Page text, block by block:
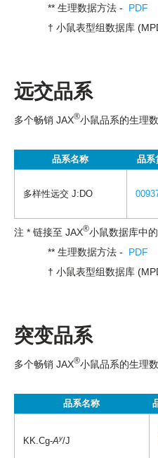
** 生理数据方法 - PDF
† 小鼠表型组数据库
远交品系
多个畅销 JAX®小鼠品系的生理
品系名称 品系
多样性远交 J:DO
注 * 链接至 JAX®小鼠数据库中
** 生理数据方法 - PDF
† 小鼠表型组数据库
突变品系
多个畅销 JAX®小鼠品系的生理
品系名称
KK.Cg-Ay/J